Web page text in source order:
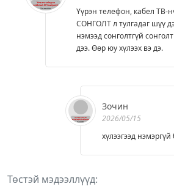
Үүрэн телефон, кабел ТВ-
СОНГОЛТ л тулгадаг шүү
нэмээд сонголтгүй
дээ. Өөр юу хүлээх вэ дэ.
Зочин
2026/05/15
хүлээгээд нэмэргүй
Төстэй мэдээллүүд: